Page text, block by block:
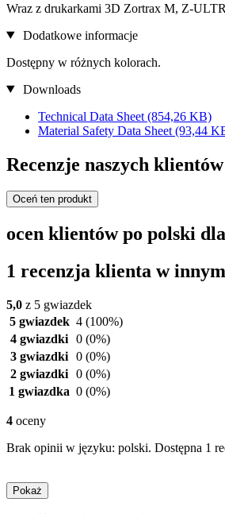
Wraz z drukarkami 3D Zortrax M, Z-
Dodatkowe informacje
Dostępny w różnych kolorach.
Downloads
Technical Data Sheet (854,26 KB)
Material Safety Data Sheet (93,44
Recenzje naszych klientów
Oceń ten produkt
ocen klientów po polski
1 recenzja klienta w
5,0 z 5 gwiazdek
5 gwiazdek 4 (100%)
4 gwiazdki 0 (0%)
3 gwiazdki 0 (0%)
2 gwiazdki 0 (0%)
1 gwiazdka 0 (0%)
4 oceny
Brak opinii w języku: polski. Dostępna 1
Pokaż